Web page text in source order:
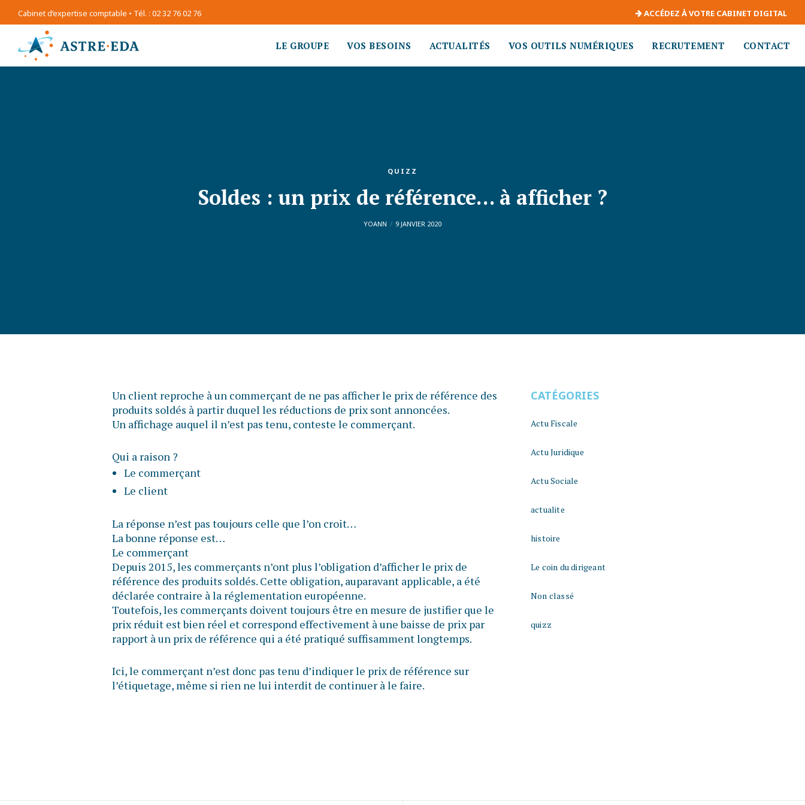
Cabinet d’expertise comptable • Tél. : 02 32 76 02 76 ACCÉDEZ À VOTRE CABINET DIGITAL
LE GROUPE VOS BESOINS ACTUALITÉS VOS OUTILS NUMÉRIQUES RECRUTEMENT CONTACT
QUIZZ
Soldes : un prix de référence… à afficher ?
YOANN 9 JANVIER 2020
Un client reproche à un commerçant de ne pas afficher le prix de référence des
produits soldés à partir duquel les réductions de prix sont annoncées.
Un affichage auquel il n’est pas tenu, conteste le commerçant.
Qui a raison ?
Le commerçant
Le client
La réponse n’est pas toujours celle que l’on croit…
La bonne réponse est…
Le commerçant
Depuis 2015, les commerçants n’ont plus l’obligation d’afficher le prix de
référence des produits soldés. Cette obligation, auparavant applicable, a été
déclarée contraire à la réglementation européenne.
Toutefois, les commerçants doivent toujours être en mesure de justifier que le
prix réduit est bien réel et correspond effectivement à une baisse de prix par
rapport à un prix de référence qui a été pratiqué suffisamment longtemps.
Ici, le commerçant n’est donc pas tenu d’indiquer le prix de référence sur
l’étiquetage, même si rien ne lui interdit de continuer à le faire.
CATÉGORIES
Actu Fiscale
Actu Juridique
Actu Sociale
actualite
histoire
Le coin du dirigeant
Non classé
quizz